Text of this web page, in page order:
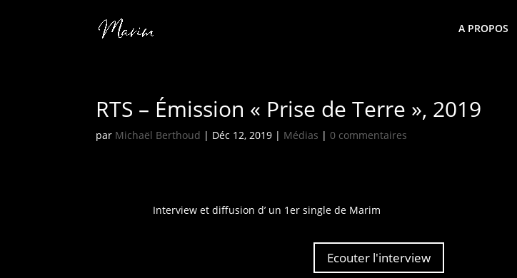
A PROPOS
RTS – Émission « Prise de Terre », 2019
par Michaël Berthoud | Déc 12, 2019 | Médias |0 commentaires
Interview et diffusion d’ un 1er single de Marim
Ecouter l'interview